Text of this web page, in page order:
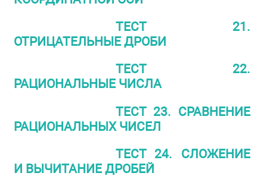
ТЕСТ 21.
ОТРИЦАТЕЛЬНЫЕ ДРОБИ
ТЕСТ 22.
РАЦИОНАЛЬНЫЕ ЧИСЛА
ТЕСТ 23. СРАВНЕНИЕ
РАЦИОНАЛЬНЫХ ЧИСЕЛ
ТЕСТ 24. СЛОЖЕНИЕ
И ВЫЧИТАНИЕ ДРОБЕЙ